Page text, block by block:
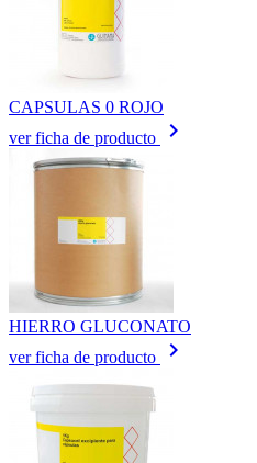
CAPSULAS 0 ROJO
ver ficha de producto
keyboard_arrow_right
HIERRO GLUCONATO
ver ficha de producto
keyboard_arrow_right